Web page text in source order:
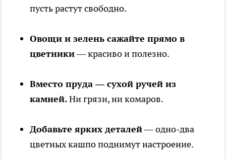
пусть растут свободно.
Овощи и зелень сажайте прямо в
цветники— красиво и полезно.
Вместо пруда — сухой ручей из
камней.Ни грязи, ни комаров.
Добавьте ярких деталей— одно-два
цветных кашпо поднимут настроение.